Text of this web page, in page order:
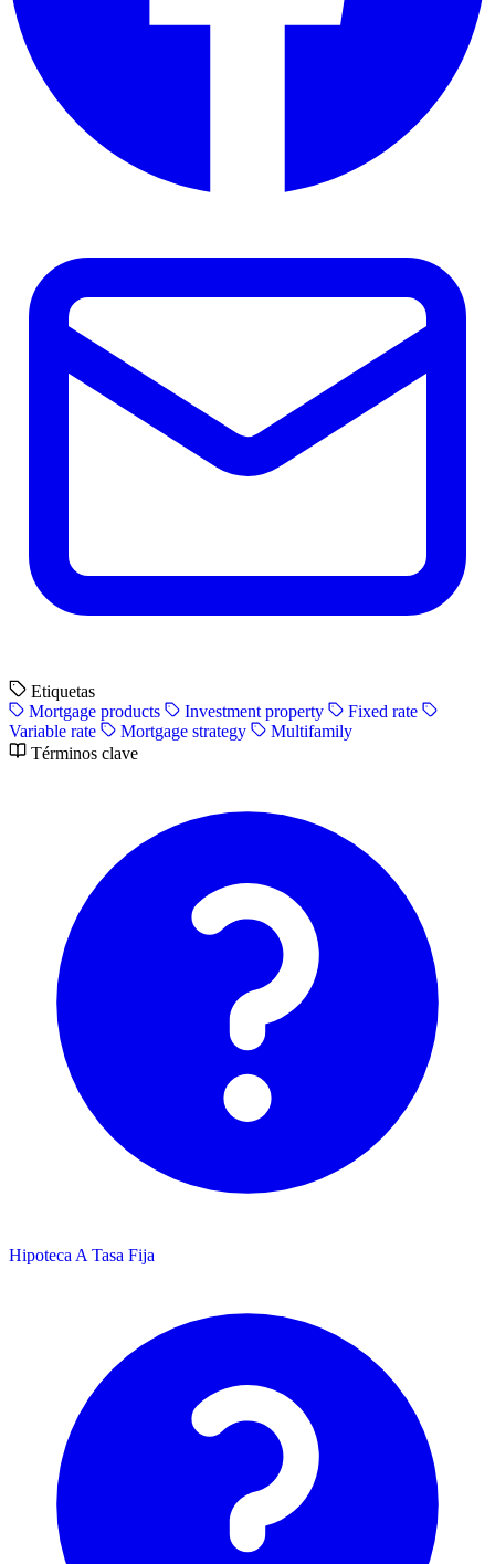
Etiquetas
Mortgage products
Investment property
Fixed rate
Variable rate
Mortgage strategy
Multifamily
Términos clave
Hipoteca A Tasa Fija